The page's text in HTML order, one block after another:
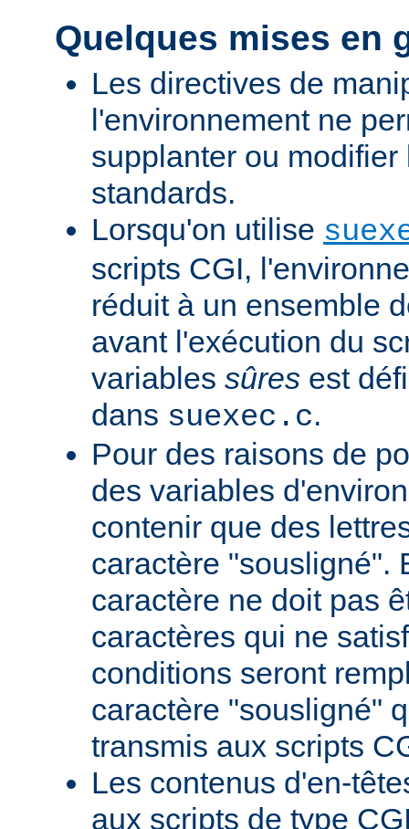
Quelques mises en
Les directives de
l'environnement ne
supplanter ou
standards.
Lorsqu'on utilise
scripts CGI,
réduit à un ensemble
avant l'exécution du
variables sûres est
dans suexec.c.
Pour des raisons de
des variables
contenir que des
caractère "sousligné".
caractère ne doit pas
caractères qui ne
conditions seront
caractère "sousligné"
transmis aux scripts
Les contenus d'en-
aux scripts de type